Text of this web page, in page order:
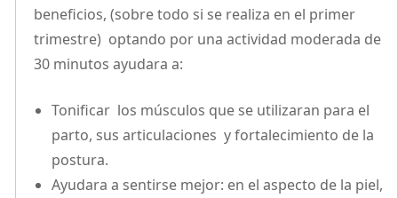
beneficios, (sobre todo si se realiza en el primer
trimestre) optando por una actividad moderada de
30 minutos ayudara a:
Tonificar los músculos que se utilizaran para el
parto, sus articulaciones y fortalecimiento de la
postura.
Ayudara a sentirse mejor: en el aspecto de la piel,